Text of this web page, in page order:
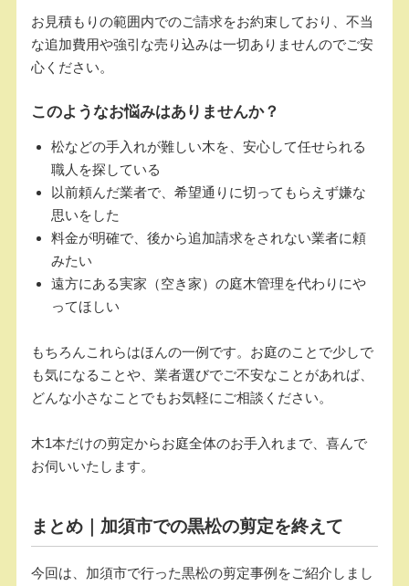
お見積もりの範囲内でのご請求をお約束しており、不当
な追加費用や強引な売り込みは一切ありませんのでご安
心ください。
このようなお悩みはありませんか？
松などの手入れが難しい木を、安心して任せられる
職人を探している
以前頼んだ業者で、希望通りに切ってもらえず嫌な
思いをした
料金が明確で、後から追加請求をされない業者に頼
みたい
遠方にある実家（空き家）の庭木管理を代わりにや
ってほしい
もちろんこれらはほんの一例です。お庭のことで少しで
も気になることや、業者選びでご不安なことがあれば、
どんな小さなことでもお気軽にご相談ください。
木1本だけの剪定からお庭全体のお手入れまで、喜んで
お伺いいたします。
まとめ｜加須市での黒松の剪定を終えて
今回は、加須市で行った黒松の剪定事例をご紹介しまし